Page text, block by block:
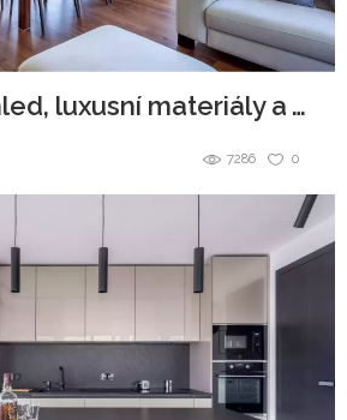
Špičkový vzhled, luxusní materiály a všudypřítomná elegance.
0
7286